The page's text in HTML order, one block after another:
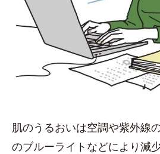
肌のうるおいは空調や紫外線
のブルーライトなどにより減